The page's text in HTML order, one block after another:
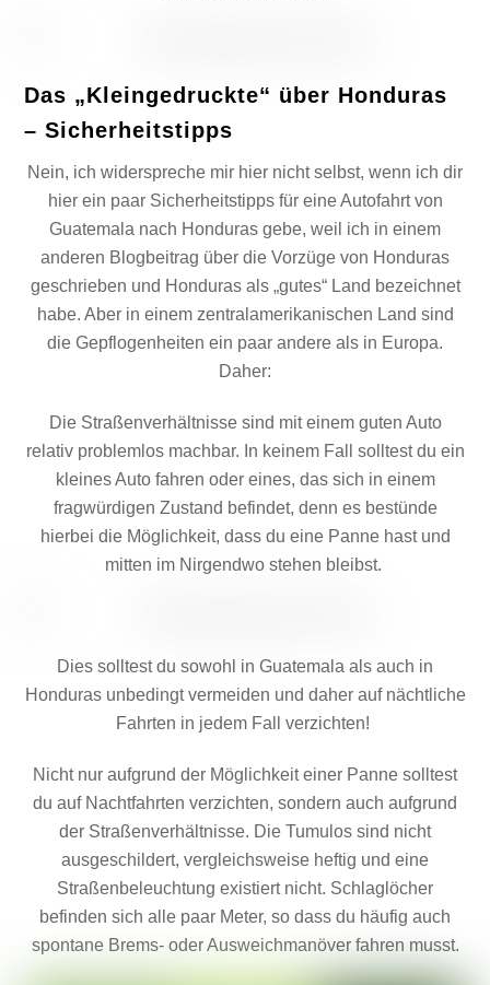
Das „Kleingedruckte“ über Honduras
– Sicherheitstipps
Nein, ich widerspreche mir hier nicht selbst, wenn ich dir
hier ein paar Sicherheitstipps für eine Autofahrt von
Guatemala nach Honduras gebe, weil ich in einem
anderen Blogbeitrag über die Vorzüge von Honduras
geschrieben und Honduras als „gutes“ Land bezeichnet
habe. Aber in einem zentralamerikanischen Land sind
die Gepflogenheiten ein paar andere als in Europa.
Daher:
Die Straßenverhältnisse sind mit einem guten Auto
relativ problemlos machbar. In keinem Fall solltest du ein
kleines Auto fahren oder eines, das sich in einem
fragwürdigen Zustand befindet, denn es bestünde
hierbei die Möglichkeit, dass du eine Panne hast und
mitten im Nirgendwo stehen bleibst.
Dies solltest du sowohl in Guatemala als auch in
Honduras unbedingt vermeiden und daher auf nächtliche
Fahrten in jedem Fall verzichten!
Nicht nur aufgrund der Möglichkeit einer Panne solltest
du auf Nachtfahrten verzichten, sondern auch aufgrund
der Straßenverhältnisse. Die Tumulos sind nicht
ausgeschildert, vergleichsweise heftig und eine
Straßenbeleuchtung existiert nicht. Schlaglöcher
befinden sich alle paar Meter, so dass du häufig auch
spontane Brems- oder Ausweichmanöver fahren musst.